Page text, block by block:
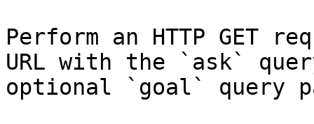
Perform an HTTP GET
URL with the `ask`
optional `goal` query